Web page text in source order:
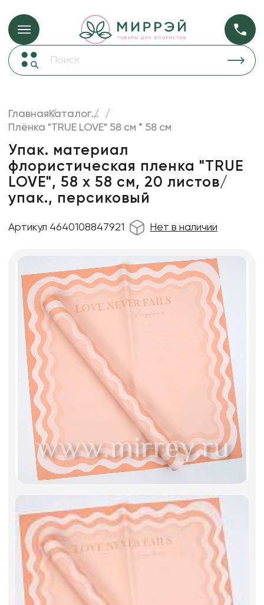
Упаковка для цветов и подарков Упаковка для
Коробки для цветов
Декор для дома
Сухоцветы
Лента
Товары для флористов
Пакеты для цветов и подарков
Искусственные цветы и растения
Декоративные вазы, кашпо
Фоамиран
Свечи
Игрушки мягкие
ГлавнаяКаталог...
Плёнка "TRUE LOVE" 58 см * 58 см
Упак. материал
флористическая пленка "TRUE
LOVE", 58 х 58 см, 20 листов/
упак., персиковый
Артикул 4640108847921 Нет в наличии